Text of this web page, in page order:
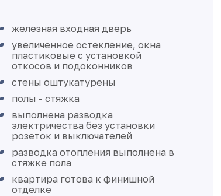
железная входная дверь
увеличенное остекление, окна
пластиковые с установкой
откосов и подоконников
стены оштукатурены
полы - стяжка
выполнена разводка
электричества без установки
розеток и выключателей
разводка отопления выполнена в
стяжке пола
квартира готова к финишной
отделке